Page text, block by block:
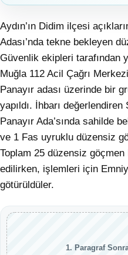
Aydın’ın Didim ilçesi
Adası’nda tekne bekleyen
Güvenlik ekipleri tarafından
Muğla 112 Acil Çağrı
Panayır adası üzerinde bir
yapıldı. İhbarı
Panayır Ada’sında sahilde
ve 1 Fas uyruklu düzensiz
Toplam 25 düzensiz
edilirken, işlemleri için
götürüldüler.
1. Paragraf